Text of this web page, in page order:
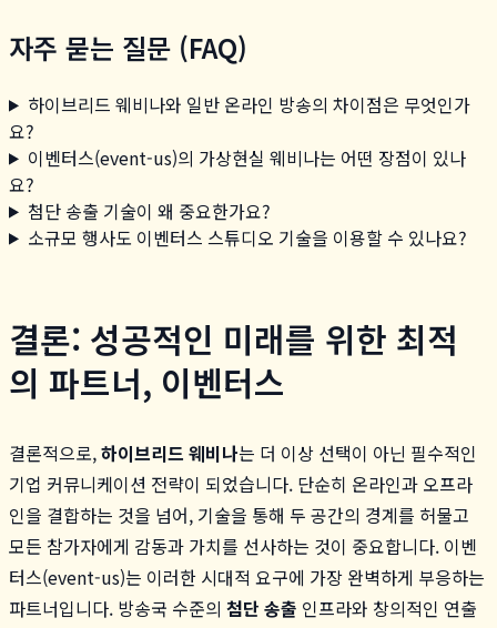
자주 묻는 질문 (FAQ)
하이브리드 웨비나와 일반 온라인 방송의 차이점은 무엇인가
요?
이벤터스(event-us)의 가상현실 웨비나는 어떤 장점이 있나
요?
첨단 송출 기술이 왜 중요한가요?
소규모 행사도 이벤터스 스튜디오 기술을 이용할 수 있나요?
결론: 성공적인 미래를 위한 최적
의 파트너, 이벤터스
결론적으로,하이브리드 웨비나는 더 이상 선택이 아닌 필수적인
기업 커뮤니케이션 전략이 되었습니다. 단순히 온라인과 오프라
인을 결합하는 것을 넘어, 기술을 통해 두 공간의 경계를 허물고
모든 참가자에게 감동과 가치를 선사하는 것이 중요합니다. 이벤
터스(event-us)는 이러한 시대적 요구에 가장 완벽하게 부응하는
파트너입니다. 방송국 수준의 첨단 송출 인프라와 창의적인 연출